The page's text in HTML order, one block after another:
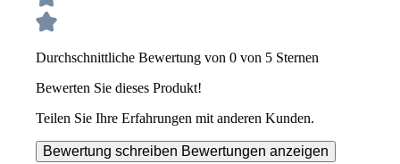
Durchschnittliche Bewertung von 0 von 5 Sternen
Bewerten Sie dieses Produkt!
Teilen Sie Ihre Erfahrungen mit anderen Kunden.
Bewertung schreiben Bewertungen anzeigen